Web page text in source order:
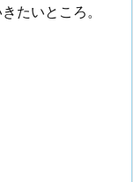
たいところ。